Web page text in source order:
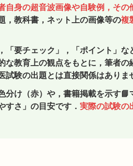
自身の超音波画像や自験例，そ
，教科書，ネット上の画像等の複
「要チェック」，「ポイント」
教育上の観点をもとに， 筆者の
試験の出題とは直接関係はありま
分け（赤）や，書籍掲載を示す
すさ」の目安です． 実際の試験の